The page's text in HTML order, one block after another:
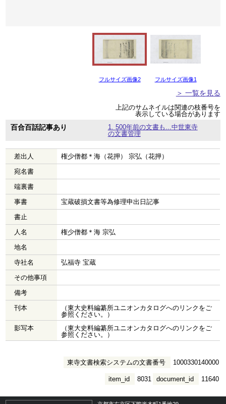
フルサイズ画像2 フルサイズ画像1
＞ 一覧を見る
上記のサムネイルは関連の枝番号を
表示している場合があります
百合百話記事あり
1. 500年前の文書も...中世東寺
の文書管理
差出人
権少僧都＊海（花押） 宗弘（花押）
宛名書
端裏書
事書
宝蔵破損文書等為修理申出日記事
書止
人名
権少僧都＊海 宗弘
地名
寺社名
弘福寺 宝蔵
その他事項
備考
刊本
（東大史料編纂所ユニオンカタログへのリンクをご
参照ください。）
影写本
（東大史料編纂所ユニオンカタログへのリンクをご
参照ください。）
東寺文書検索システムの文書番号 1000330140000
document_id 11640
item_id 8031